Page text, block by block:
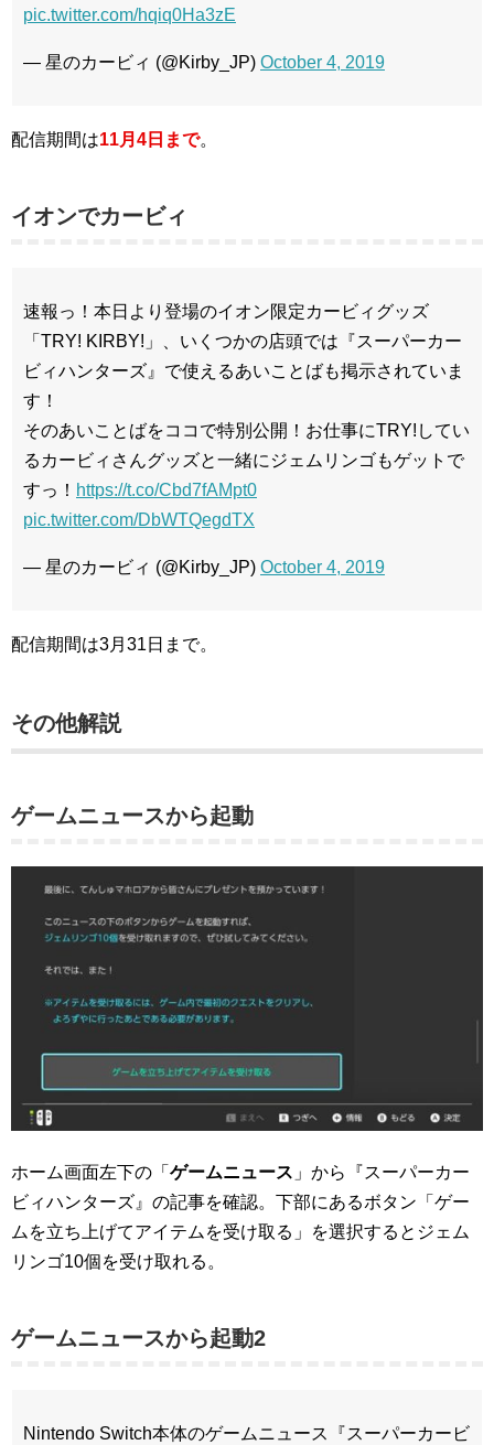
pic.twitter.com/hqiq0Ha3zE
— 星のカービィ (@Kirby_JP) October 4, 2019
配信期間は11月4日まで。
イオンでカービィ
速報っ！本日より登場のイオン限定カービィグッズ
「TRY! KIRBY!」、いくつかの店頭では『スーパーカー
ビィハンターズ』で使えるあいことばも掲示されていま
す！
そのあいことばをココで特別公開！お仕事にTRY!してい
るカービィさんグッズと一緒にジェムリンゴもゲットで
すっ！ https://t.co/Cbd7fAMpt0
pic.twitter.com/DbWTQegdTX
— 星のカービィ (@Kirby_JP) October 4, 2019
配信期間は3月31日まで。
その他解説
ゲームニュースから起動
ホーム画面左下の「 ゲームニュース 」から『スーパーカー
ビィハンターズ』の記事を確認。下部にあるボタン「ゲー
ムを立ち上げてアイテムを受け取る」を選択するとジェム
リンゴ10個を受け取れる。
ゲームニュースから起動2
Nintendo Switch本体のゲームニュース『スーパーカービ